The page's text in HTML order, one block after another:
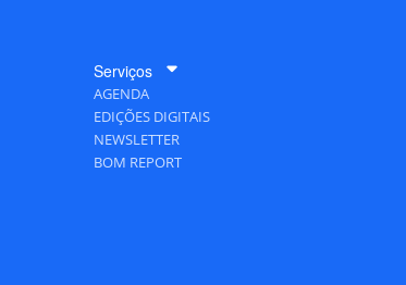
Serviços
AGENDA
EDIÇÕES DIGITAIS
NEWSLETTER
BOM REPORT